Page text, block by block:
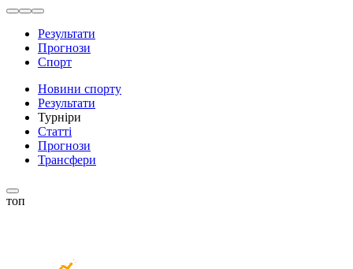
Результати
Прогнози
Спорт
Новини спорту
Результати
Турніри
Статті
Прогнози
Трансфери
топ